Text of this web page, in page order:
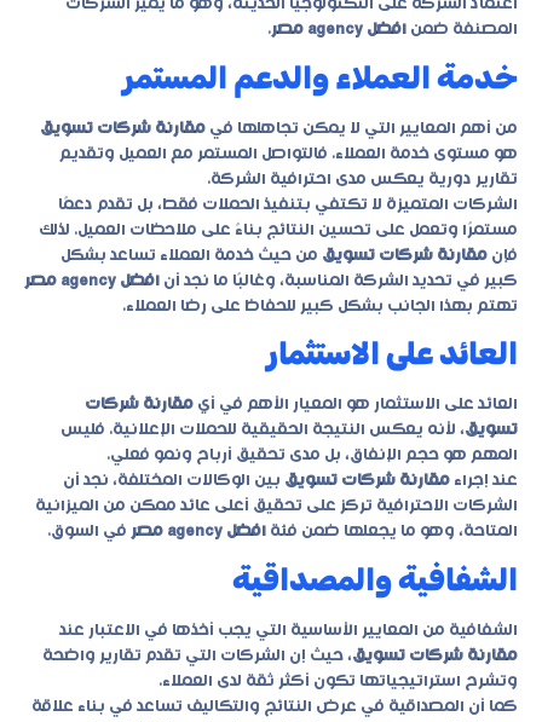
اعتماد الشركة على التكنولوجيا الحديثة، وهو ما يميز الشركات
المصنفة ضمن افضل agency مصر .
خدمة العملاء والدعم المستمر
من أهم المعايير التي لا يمكن تجاهلها في مقارنة شركات تسويق
هو مستوى خدمة العملاء. فالتواصل المستمر مع العميل وتقديم
تقارير دورية يعكس مدى احترافية الشركة.
الشركات المتميزة لا تكتفي بتنفيذ الحملات فقط، بل تقدم دعمًا
مستمرًا وتعمل على تحسين النتائج بناءً على ملاحظات العميل. لذلك
فإن مقارنة شركات تسويق من حيث خدمة العملاء تساعد بشكل
كبير في تحديد الشركة المناسبة، وغالبًا ما نجد أن افضل agency مصر
تهتم بهذا الجانب بشكل كبير للحفاظ على رضا العملاء.
العائد على الاستثمار
العائد على الاستثمار هو المعيار الأهم في أي مقارنة شركات
تسويق، لأنه يعكس النتيجة الحقيقية للحملات الإعلانية. فليس
المهم هو حجم الإنفاق، بل مدى تحقيق أرباح ونمو فعلي.
عند إجراء مقارنة شركات تسويق بين الوكالات المختلفة، نجد أن
الشركات الاحترافية تركز على تحقيق أعلى عائد ممكن من الميزانية
المتاحة، وهو ما يجعلها ضمن فئة افضل agency مصر في السوق.
الشفافية والمصداقية
الشفافية من المعايير الأساسية التي يجب أخذها في الاعتبار عند
مقارنة شركات تسويق، حيث إن الشركات التي تقدم تقارير واضحة
وتشرح استراتيجياتها تكون أكثر ثقة لدى العملاء.
كما أن المصداقية في عرض النتائج والتكاليف تساعد في بناء علاقة